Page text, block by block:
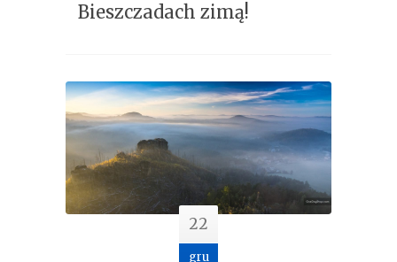
Bieszczadach zimą!
22
gru